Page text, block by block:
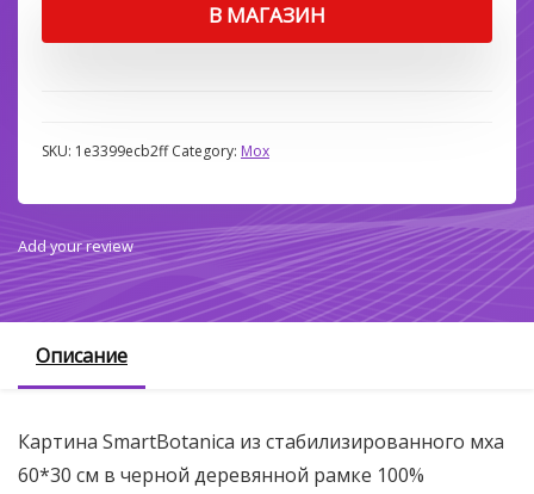
В МАГАЗИН
SKU: 1e3399ecb2ff Category: Мох
Add your review
Описание
Картина SmartBotanica из стабилизированного мха
60*30 см в черной деревянной рамке 100%